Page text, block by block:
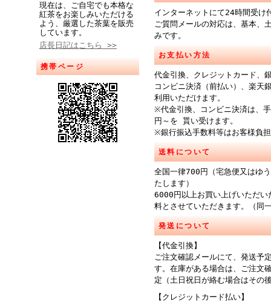
現在は、ご自宅でも本格な
紅茶をお楽しみいただける
よう、厳選した茶葉を販売
しています。
店長日記はこちら >>
携帯ページ
インターネットにて24時間受け
ご質問メールの対応は、基本、
みです。
お支払い方法
代金引換、クレジットカード、
コンビニ決済（前払い）、楽天
利用いただけます。
※代金引換、コンビニ決済は、
円～を 貰い受けます。
※銀行振込手数料等はお客様負
送料について
全国一律700円（宅急便又はゆ
たします）
6000円以上お買い上げいただい
料とさせていただきます。（同
発送について
【代金引換】
ご注文確認メールにて、発送予
す。在庫がある場合は、ご注文
定（土日祝日が絡む場合はその
【クレジットカード払い】